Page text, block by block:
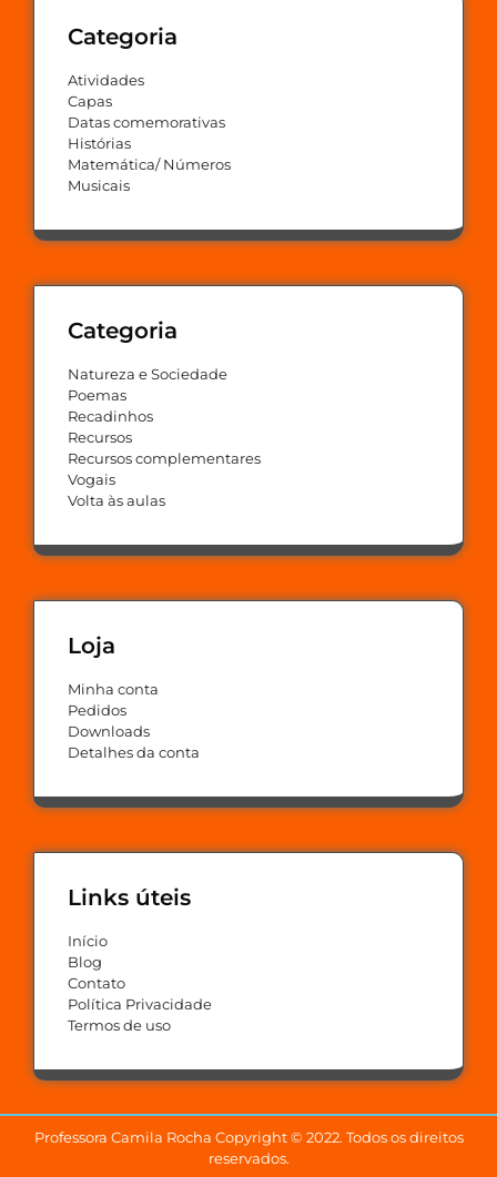
Categoria
Atividades
Capas
Datas comemorativas
Histórias
Matemática/ Números
Musicais
Categoria
Natureza e Sociedade
Poemas
Recadinhos
Recursos
Recursos complementares
Vogais
Volta às aulas
Loja
Minha conta
Pedidos
Downloads
Detalhes da conta
Links úteis
Início
Blog
Contato
Política Privacidade
Termos de uso
Professora Camila Rocha Copyright © 2022. Todos os direitos
reservados.